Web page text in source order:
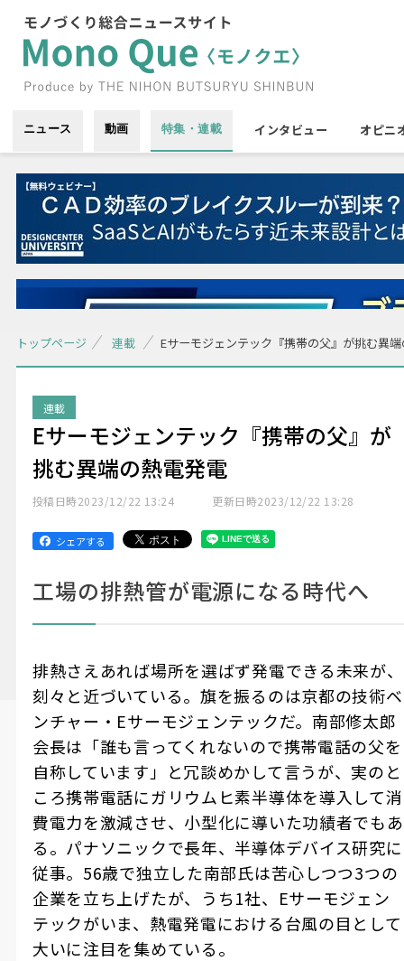
ニュース 動画 特集・連載 インタビュー オピニ
トップページ 連載 Eサーモジェンテック『携帯の父』が挑む異
連載
Eサーモジェンテック『携帯の父』が
挑む異端の熱電発電
投稿日時2023/12/22 13:24 更新日時2023/12/22 13:28
シェアする
工場の排熱管が電源になる時代へ
排熱さえあれば場所を選ばず発電できる未来が、
刻々と近づいている。旗を振るのは京都の技術ベ
ンチャー・Eサーモジェンテックだ。南部修太郎
会長は「誰も言ってくれないので携帯電話の父を
自称しています」と冗談めかして言うが、実のと
ころ携帯電話にガリウムヒ素半導体を導入して消
費電力を激減させ、小型化に導いた功績者でもあ
る。パナソニックで長年、半導体デバイス研究に
従事。56歳で独立した南部氏は苦心しつつ3つの
企業を立ち上げたが、うち1社、Eサーモジェン
テックがいま、熱電発電における台風の目として
大いに注目を集めている。